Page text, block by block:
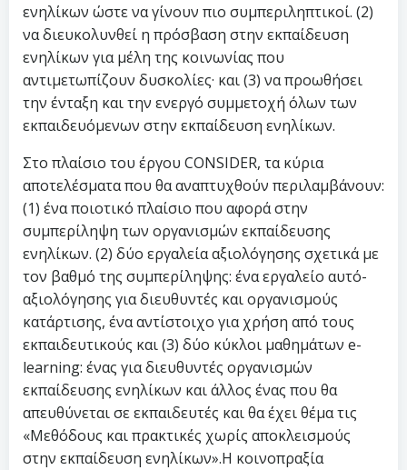
ενηλίκων ώστε να γίνουν πιο συμπεριληπτικοί. (2)
να διευκολυνθεί η πρόσβαση στην εκπαίδευση
ενηλίκων για μέλη της κοινωνίας που
αντιμετωπίζουν δυσκολίες· και (3) να προωθήσει
την ένταξη και την ενεργό συμμετοχή όλων των
εκπαιδευόμενων στην εκπαίδευση ενηλίκων.
Στο πλαίσιο του έργου CONSIDER, τα κύρια
αποτελέσματα που θα αναπτυχθούν περιλαμβάνουν:
(1) ένα ποιοτικό πλαίσιο που αφορά στην
συμπερίληψη των οργανισμών εκπαίδευσης
ενηλίκων. (2) δύο εργαλεία αξιολόγησης σχετικά με
τον βαθμό της συμπερίληψης: ένα εργαλείο αυτό-
αξιολόγησης για διευθυντές και οργανισμούς
κατάρτισης, ένα αντίστοιχο για χρήση από τους
εκπαιδευτικούς και (3) δύο κύκλοι μαθημάτων e-
learning: ένας για διευθυντές οργανισμών
εκπαίδευσης ενηλίκων και άλλος ένας που θα
απευθύνεται σε εκπαιδευτές και θα έχει θέμα τις
«Μεθόδους και πρακτικές χωρίς αποκλεισμούς
στην εκπαίδευση ενηλίκων».Η κοινοπραξία